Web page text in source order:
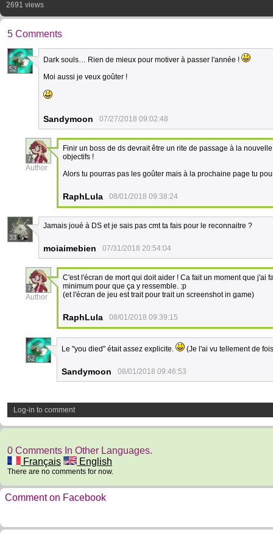
2691 views
5 Comments
52
Dark souls… Rien de mieux pour motiver à passer l'année !
Moi aussi je veux goûter !
Sandymoon 07/27/2018 09:02:48
7
Author
Finir un boss de ds devrait être un rite de passage à la
objectifs !
Alors tu pourras pas les goûter mais à la prochaine page tu
RaphLula 08/01/2018 09:38:24
33
Jamais joué à DS et je sais pas cmt ta fais pour le reconnaitre ?
moiaimebien 07/31/2018 20:54:04
7
Author
C'est l'écran de mort qui doit aider ! Ca fait un moment que j'ai
minimum pour que ça y ressemble. :p
(et l'écran de jeu est trait pour trait un screenshot in game)
RaphLula 08/01/2018 09:39:15
52
Le "you died" était assez explicite. (Je l'ai vu tellement de
Sandymoon 08/01/2018 09:46:53
Log-in to comment
0 Comments In Other Languages.
Français
English
There are no comments for now.
Comment on Facebook